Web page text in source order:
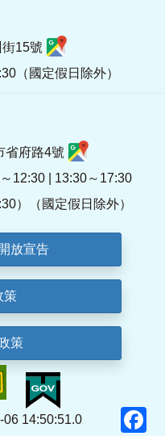
15號
（國定假日除外）
省府路4號
12:30 | 13:30～17:30
）（國定假日除外）
放宣告
策
策
14:50:51.0